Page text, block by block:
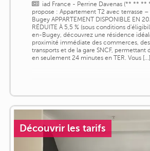
iad France - Perrine Davenas (** ** **
propose : Appartement T2 avec terrasse
Bugey APPARTEMENT DISPONIBLE EN
RÉDUITE À 5,5 % (sous conditions
en-Bugey, découvrez une résidence
proximité immédiate des commerces,
transports et de la gare SNCF, permettant
en seulement 24 minutes en TER. Vous [...]
Découvrir les tarifs